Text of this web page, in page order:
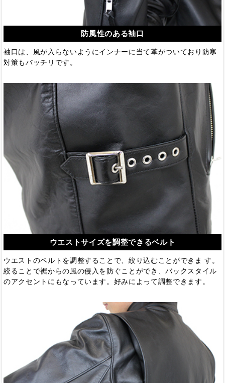
防風性のある袖口
袖口は、風が入らないようにインナーに当て革がついており防寒
対策もバッチリです。
ウエストサイズを調整できるベルト
ウエストのベルトを調整することで、絞り込むことができま す。
絞ることで裾からの風の侵入を防ぐことができ、バックスタイル
のアクセントにもなっています。好みによって調整できます。